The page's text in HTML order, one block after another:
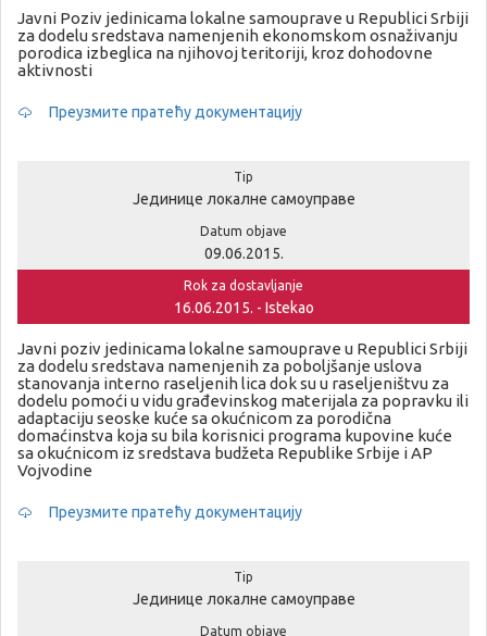
Javni Poziv jedinicama lokalne samouprave u Republici Srbiji
za dodelu sredstava namenjenih ekonomskom osnaživanju
porodica izbeglica na njihovoj teritoriji, kroz dohodovne
aktivnosti
Преузмите пратећу документацију
Tip
Јединице локалне самоуправе
Datum objave
09.06.2015.
Rok za dostavljanje
16.06.2015. - Istekao
Javni poziv jedinicama lokalne samouprave u Republici Srbiji
za dodelu sredstava namenjenih za poboljšanje uslova
stanovanja interno raseljenih lica dok su u raseljeništvu za
dodelu pomoći u vidu građevinskog materijala za popravku ili
adaptaciju seoske kuće sa okućnicom za porodična
domaćinstva koja su bila korisnici programa kupovine kuće
sa okućnicom iz sredstava budžeta Republike Srbije i AP
Vojvodine
Преузмите пратећу документацију
Tip
Јединице локалне самоуправе
Datum objave